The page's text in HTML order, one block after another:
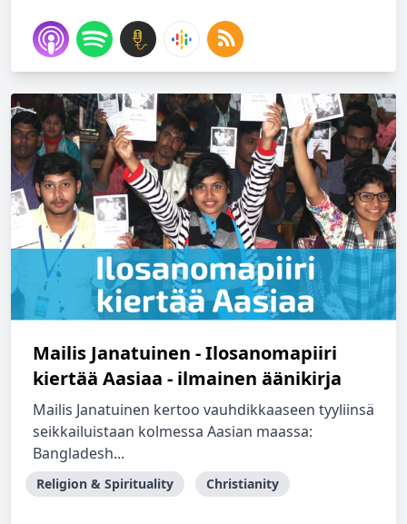
Mailis Janatuinen - Ilosanomapiiri
kiertää Aasiaa - ilmainen äänikirja
Mailis Janatuinen kertoo vauhdikkaaseen tyyliinsä
seikkailuistaan kolmessa Aasian maassa:
Bangladesh...
Religion & Spirituality Christianity